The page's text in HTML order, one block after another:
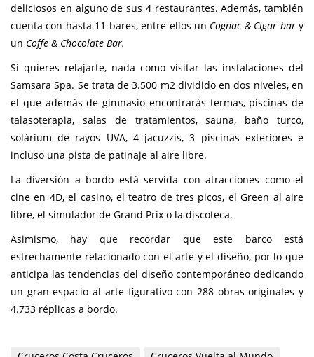
deliciosos en alguno de sus 4 restaurantes. Además, también
cuenta con hasta 11 bares, entre ellos un Cognac & Cigar bary
un Coffe & Chocolate Bar.
Si quieres relajarte, nada como visitar las instalaciones del
Samsara Spa. Se trata de 3.500 m2 dividido en dos niveles, en
el que además de gimnasio encontrarás termas, piscinas de
talasoterapia, salas de tratamientos, sauna, baño turco,
solárium de rayos UVA, 4 jacuzzis, 3 piscinas exteriores e
incluso una pista de patinaje al aire libre.
La diversión a bordo está servida con atracciones como el
cine en 4D, el casino, el teatro de tres picos, el Green al aire
libre, el simulador de Grand Prix o la discoteca.
Asimismo, hay que recordar que este barco está
estrechamente relacionado con el arte y el diseño, por lo que
anticipa las tendencias del diseño contemporáneo dedicando
un gran espacio al arte figurativo con 288 obras originales y
4.733 réplicas a bordo.